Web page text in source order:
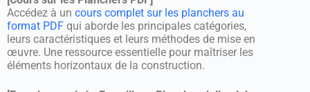
Accédez à un cours complet sur les planchers au
format PDF qui aborde les principales catégories,
leurs caractéristiques et leurs méthodes de mise en
œuvre. Une ressource essentielle pour maîtriser les
éléments horizontaux de la construction.